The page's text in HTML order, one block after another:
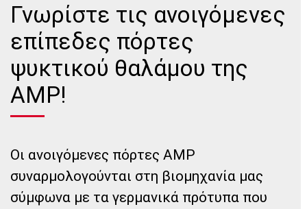
Γνωρίστε τις ανοιγόμενες
επίπεδες πόρτες
ψυκτικού θαλάμου της
AMP!
Οι ανοιγόμενες πόρτες AMP
συναρμολογούνται στη βιομηχανία μας
σύμφωνα με τα γερμανικά πρότυπα που